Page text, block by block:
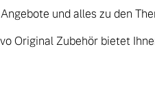
und alles zu den
Original Zubehör bietet